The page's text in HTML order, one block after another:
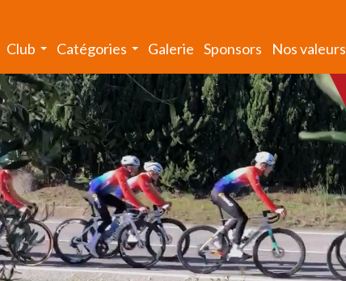
Club Catégories Galerie Sponsors Nos valeurs